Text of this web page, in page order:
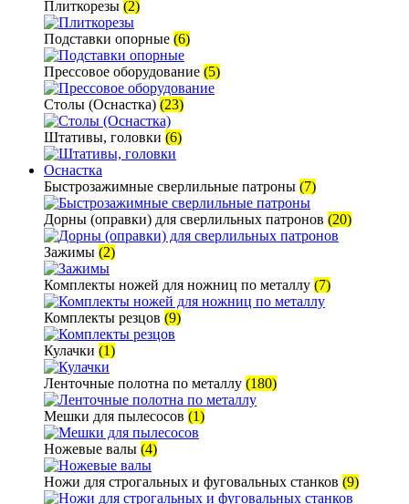
Плиткорезы (2)
Подставки опорные (6)
Прессовое оборудование (5)
Столы (Оснастка) (23)
Штативы, головки (6)
Оснастка
Быстрозажимные сверлильные патроны (7)
Дорны (оправки) для сверлильных патронов (20)
Зажимы (2)
Комплекты ножей для ножниц по металлу (7)
Комплекты резцов (9)
Кулачки (1)
Ленточные полотна по металлу (180)
Мешки для пылесосов (1)
Ножевые валы (4)
Ножи для строгальных и фуговальных станков (9)